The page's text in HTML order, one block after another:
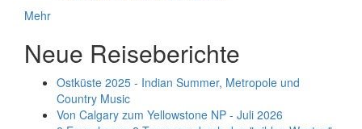
Mehr
Neue Reiseberichte
Ostküste 2025 - Indian Summer, Metropole und
Country Music
Von Calgary zum Yellowstone NP - Juli 2026